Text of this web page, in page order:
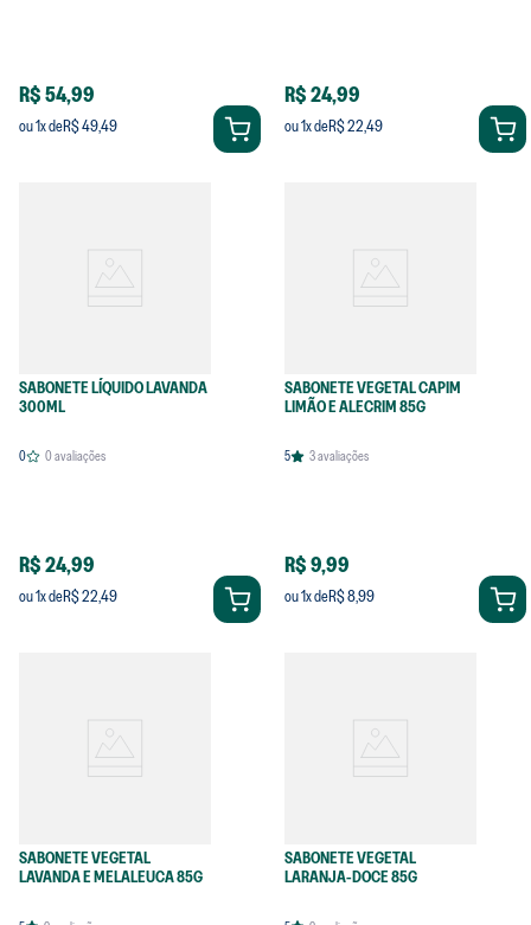
R$ 54,99
ou1x deR$ 49,49
R$ 24,99
ou1x deR$ 22,49
SABONETE LÍQUIDO LAVANDA
300ML
0 0avaliações
R$ 24,99
ou1x deR$ 22,49
SABONETE VEGETAL CAPIM
LIMÃO E ALECRIM 85G
5 3avaliações
R$ 9,99
ou1x deR$ 8,99
SABONETE VEGETAL
LAVANDA E MELALEUCA 85G
SABONETE VEGETAL
LARANJA-DOCE 85G